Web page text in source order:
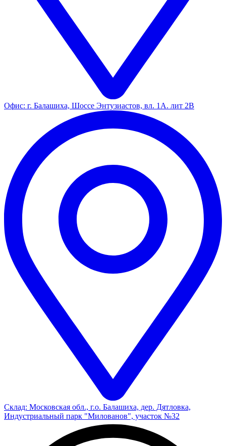
Офис: г. Балашиха, Шоссе Энтузиастов, вл. 1А. лит 2В
Склад: Московская обл., г.о. Балашиха, дер. Дятловка,
Индустриальный парк "Милованов", участок №32